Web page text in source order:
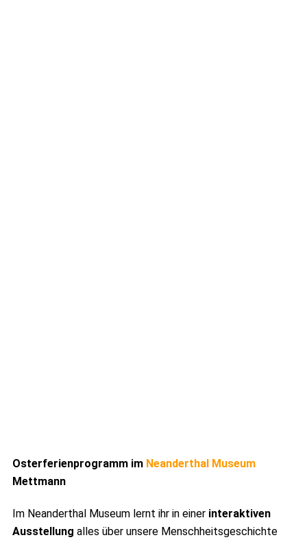
Osterferienprogramm im Neanderthal Museum
Mettmann
Im Neanderthal Museum lernt ihr in einer interaktiven
Ausstellung alles über unsere Menschheitsgeschichte